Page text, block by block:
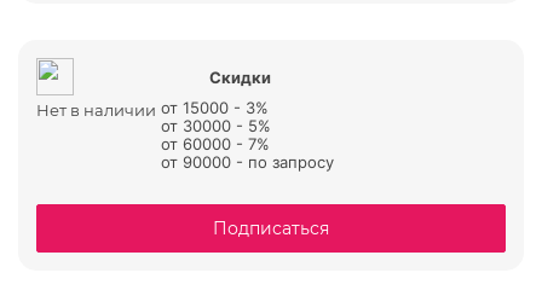
Скидки
от 15000 - 3%
от 30000 - 5%
от 60000 - 7%
от 90000 - по запросу
Нет в наличии
Подписаться